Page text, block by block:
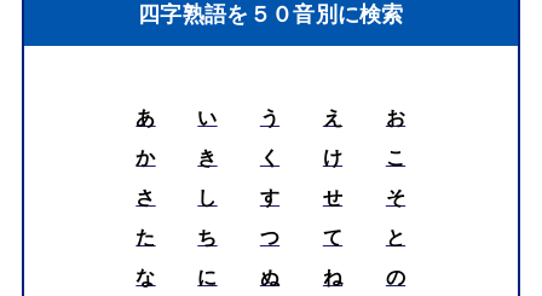
四字熟語を５０音別に検索
あ い う え
お
か
き く け
こ
さ
し す せ
そ
た
ち つ て
と
な
に ぬ ね
の